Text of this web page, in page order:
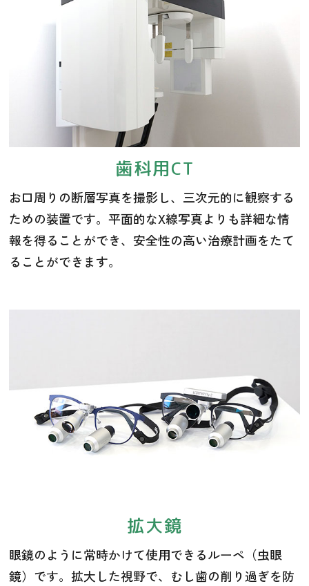
歯科用CT
お口周りの断層写真を撮影し、三次元的に観察する
ための装置です。平面的なX線写真よりも詳細な情
報を得ることができ、安全性の高い治療計画をたて
ることができます。
拡大鏡
眼鏡のように常時かけて使用できるルーペ（虫眼
鏡）です。拡大した視野で、むし歯の削り過ぎを防